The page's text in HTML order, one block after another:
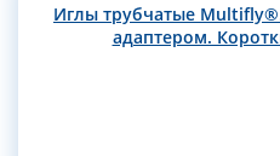
Иглы трубчатые
адаптером.